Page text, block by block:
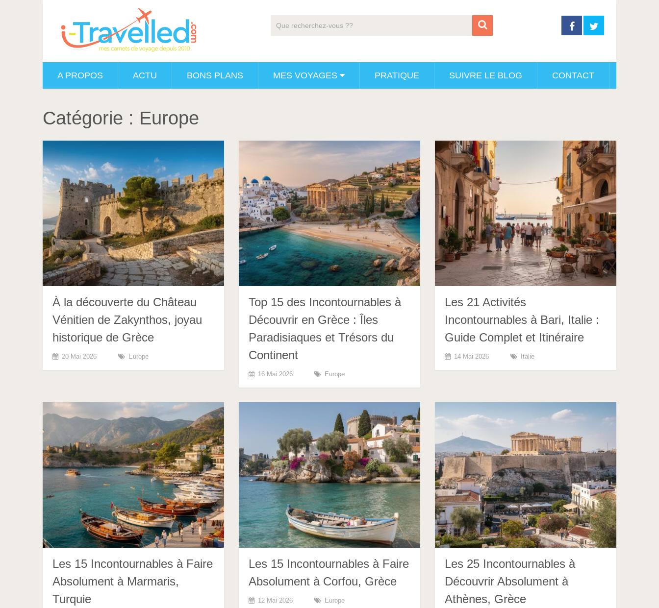
A PROPOS ACTU BONS PLANS MES VOYAGES PRATIQUE SUIVRE LE BLOG CONTACT
Catégorie : Europe
À la découverte du Château
Vénitien de Zakynthos, joyau
historique de Grèce
20 Mai 2026 Europe
Top 15 des Incontournables à
Découvrir en Grèce : Îles
Paradisiaques et Trésors du
Continent
16 Mai 2026 Europe
Les 21 Activités
Incontournables à Bari, Italie :
Guide Complet et Itinéraire
14 Mai 2026 Italie
Les 15 Incontournables à Faire
Absolument à Marmaris,
Turquie
Les 15 Incontournables à Faire
Absolument à Corfou, Grèce
12 Mai 2026 Europe
Les 25 Incontournables à
Découvrir Absolument à
Athènes, Grèce